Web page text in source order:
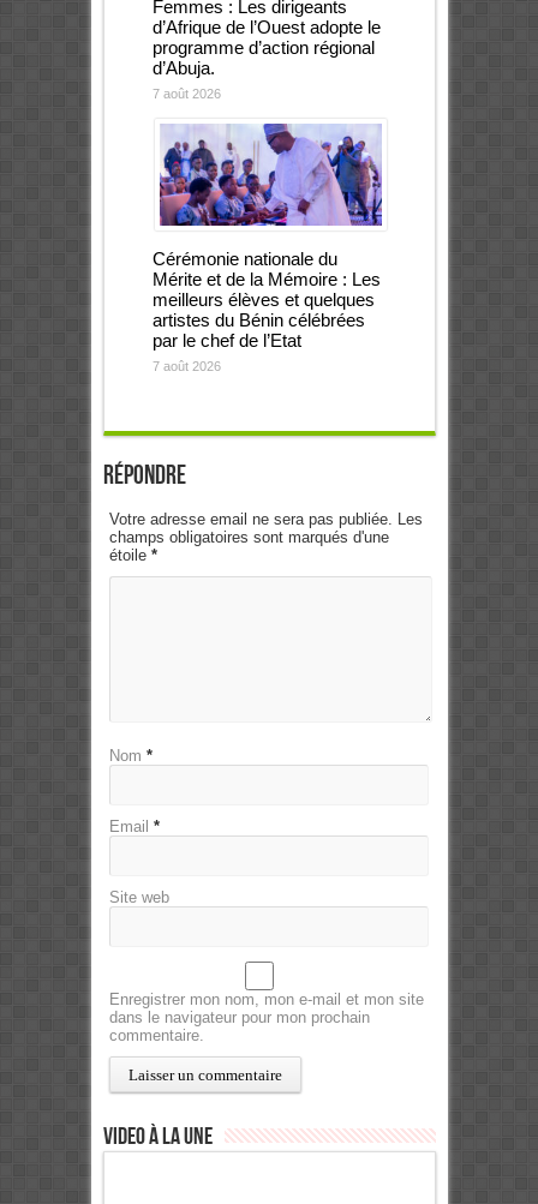
Femmes : Les dirigeants
d’Afrique de l’Ouest adopte le
programme d’action régional
d’Abuja.
7 août 2026
Cérémonie nationale du
Mérite et de la Mémoire : Les
meilleurs élèves et quelques
artistes du Bénin célébrées
par le chef de l’Etat
7 août 2026
Répondre
Votre adresse email ne sera pas publiée. Les
champs obligatoires sont marqués d'une
étoile *
Nom *
Email *
Site web
Enregistrer mon nom, mon e-mail et mon site
dans le navigateur pour mon prochain
commentaire.
Video à la Une